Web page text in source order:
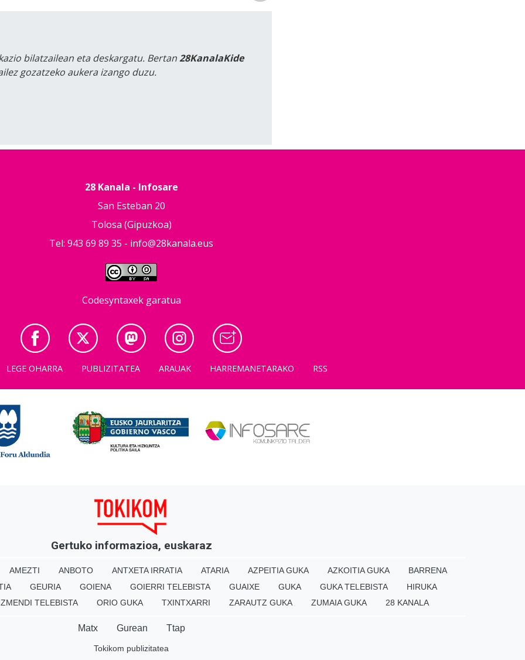
bilatzailean eta deskargatu. Bertan28KanalaKide
gozatzeko aukera izango duzu.
28 Kanala - Infosare
San Esteban 20
Tolosa (Gipuzkoa)
Tel: 943 69 89 35 - info@28kanala.eus
Codesyntaxek garatua
LEGE OHARRA PUBLIZITATEA ARAUAK HARREMANETARAKO RSS
Gertuko informazioa, euskaraz
AMEZTI ANBOTO ANTXETA IRRATIA ATARIA AZPEITIA GUKA AZKOITIA GUKA
BARRENA
GEURIA GOIENA GOIERRI TELEBISTA GUAIXE GUKA GUKA TELEBISTA
HIRUKA
TELEBISTA ORIO GUKA TXINTXARRI ZARAUTZ GUKA ZUMAIA GUKA 28 KANALA
Matx Gurean Ttap
Tokikom publizitatea